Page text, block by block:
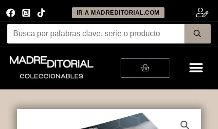
IR A MADREDITORIAL.COM
Cart